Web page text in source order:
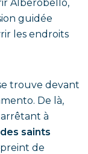
Alberobello,
guidée
les endroits
trouve devant
De là,
à
saints
de